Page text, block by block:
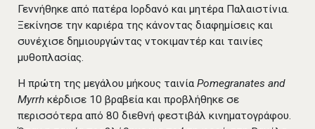
Γεννήθηκε από πατέρα Ιορδανό και μητέρα Παλαιστίνια.
Ξεκίνησε την καριέρα της κάνοντας διαφημίσεις και
συνέχισε δημιουργώντας ντοκιμαντέρ και ταινίες
μυθοπλασίας.
Η πρώτη της μεγάλου μήκους ταινία Pomegranates and
Myrrh κέρδισε 10 βραβεία και προβλήθηκε σε
περισσότερα από 80 διεθνή φεστιβάλ κινηματογράφου.